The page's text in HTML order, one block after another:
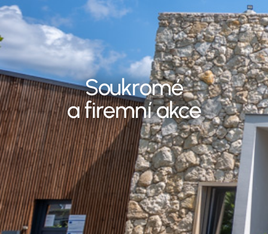
Soukromé
a firemní akce